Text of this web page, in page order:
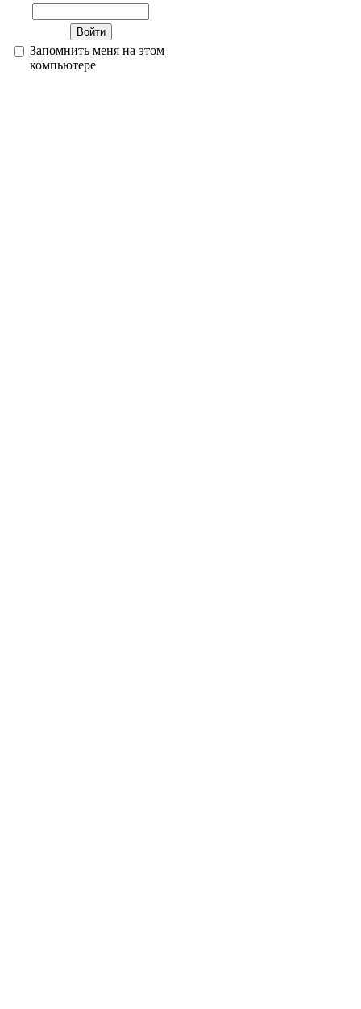
Запомнить меня на этом
компьютере